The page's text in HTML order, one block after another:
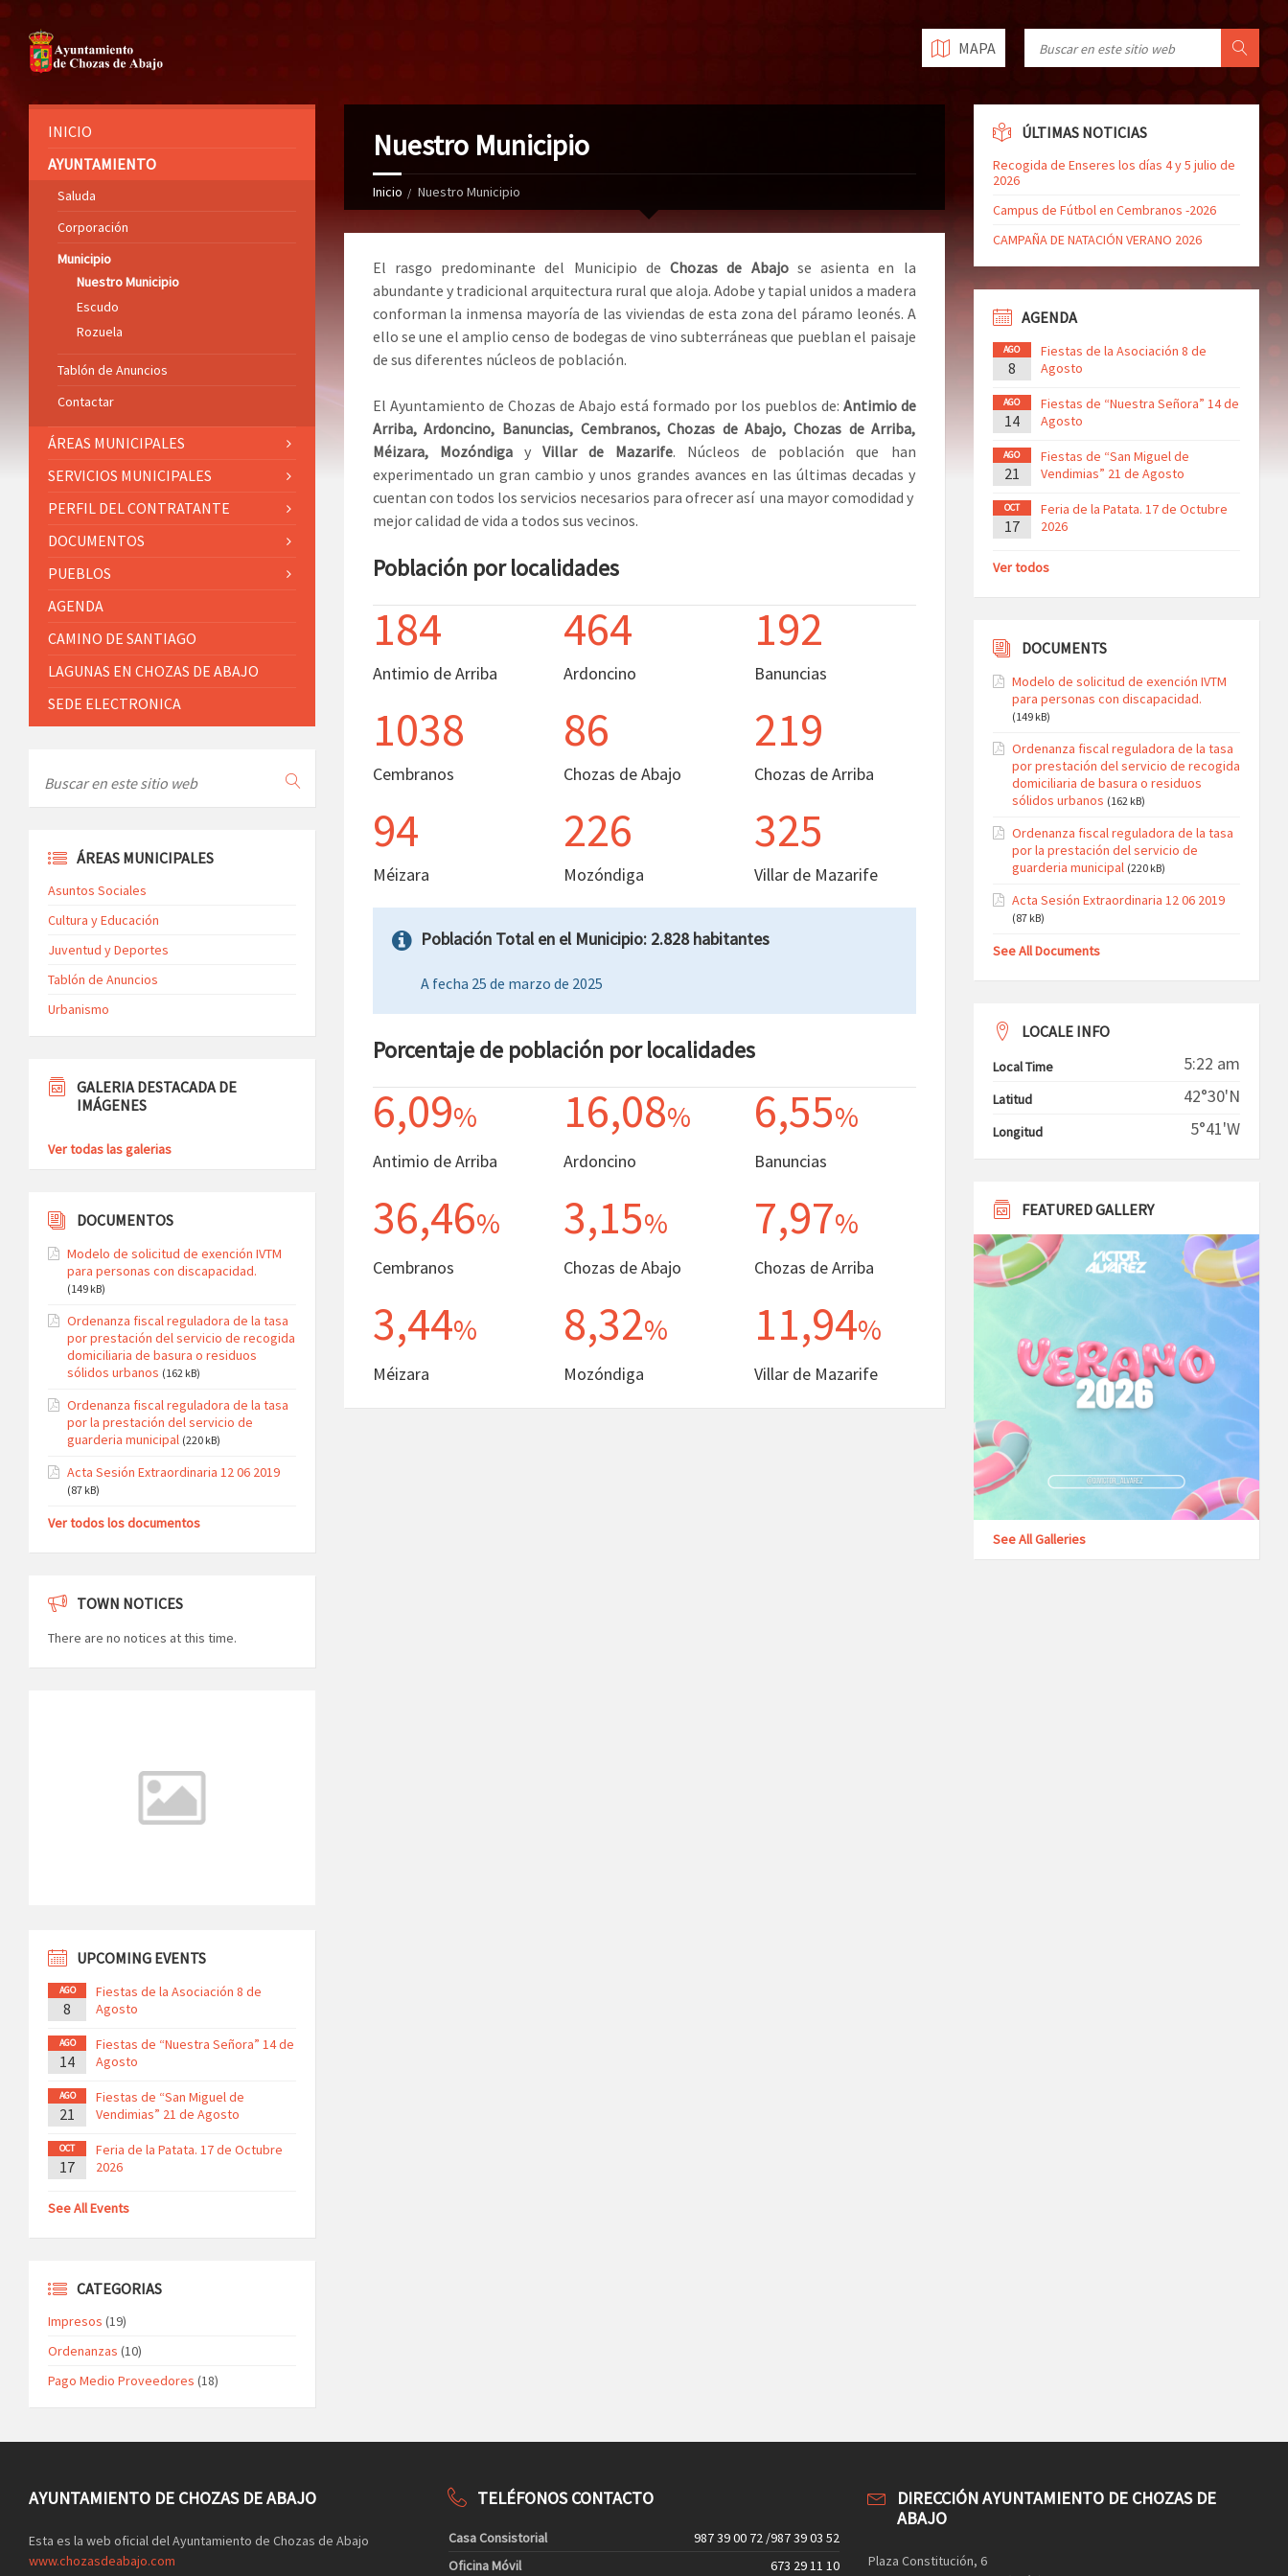
MAPA
Nuestro Municipio
Inicio Nuestro Municipio
El rasgo predominante del Municipio de Chozas de Abajose asienta en la
abundante y tradicional arquitectura rural que aloja. Adobe y tapial unidos a madera
conforman la inmensa mayoría de las viviendas de esta zona del páramo leonés. A
ello se une el amplio censo de bodegas de vino subterráneas que pueblan el paisaje
de sus diferentes núcleos de población.
El Ayuntamiento de Chozas de Abajo está formado por los pueblos de: Antimio de
Arriba, Ardoncino, Banuncias, Cembranos, Chozas de Abajo, Chozas de Arriba,
Méizara, Mozóndigay Villar de Mazarife. Núcleos de población que han
experimentado un gran cambio y unos grandes avances en las últimas decadas y
cuentan con todos los servicios necesarios para ofrecer así una mayor comodidad y
mejor calidad de vida a todos sus vecinos.
Población por localidades
184
Antimio de Arriba
1038
Cembranos
94
Méizara
464
Ardoncino
86
Chozas de Abajo
226
Mozóndiga
192
Banuncias
219
Chozas de Arriba
325
Villar de Mazarife
Población Total en el Municipio: 2.828 habitantes
A fecha 25 de marzo de 2025
Porcentaje de población por localidades
6,09%
Antimio de Arriba
36,46%
Cembranos
3,44%
Méizara
16,08%
Ardoncino
3,15%
Chozas de Abajo
8,32%
Mozóndiga
6,55%
Banuncias
7,97%
Chozas de Arriba
11,94%
Villar de Mazarife
INICIO
AYUNTAMIENTO
Saluda
Corporación
Municipio
Nuestro Municipio
Escudo
Rozuela
Tablón de Anuncios
Contactar
ÁREAS MUNICIPALES
SERVICIOS MUNICIPALES
PERFIL DEL CONTRATANTE
DOCUMENTOS
PUEBLOS
AGENDA
CAMINO DE SANTIAGO
LAGUNAS EN CHOZAS DE ABAJO
SEDE ELECTRONICA
ÁREAS MUNICIPALES
Asuntos Sociales
Cultura y Educación
Juventud y Deportes
Tablón de Anuncios
Urbanismo
GALERIA DESTACADA DE
IMÁGENES
Ver todas las galerias
DOCUMENTOS
Modelo de solicitud de exención IVTM
para personas con discapacidad.
(149 kB)
Ordenanza fiscal reguladora de la tasa
por prestación del servicio de recogida
domiciliaria de basura o residuos
sólidos urbanos (162 kB)
Ordenanza fiscal reguladora de la tasa
por la prestación del servicio de
guarderia municipal (220 kB)
Acta Sesión Extraordinaria 12 06 2019
(87 kB)
Ver todos los documentos
TOWN NOTICES
There are no notices at this time.
UPCOMING EVENTS
AGO
8
Fiestas de la Asociación 8 de
Agosto
AGO
14
Fiestas de “Nuestra Señora” 14 de
Agosto
AGO
21
Fiestas de “San Miguel de
Vendimias” 21 de Agosto
OCT
17
Feria de la Patata. 17 de Octubre
2026
See All Events
CATEGORIAS
Impresos (19)
Ordenanzas (10)
Pago Medio Proveedores (18)
ÚLTIMAS NOTICIAS
Recogida de Enseres los días 4 y 5 julio de
2026
Campus de Fútbol en Cembranos -2026
CAMPAÑA DE NATACIÓN VERANO 2026
AGENDA
AGO
8
Fiestas de la Asociación 8 de
Agosto
AGO
14
Fiestas de “Nuestra Señora” 14 de
Agosto
AGO
21
Fiestas de “San Miguel de
Vendimias” 21 de Agosto
OCT
17
Feria de la Patata. 17 de Octubre
2026
Ver todos
DOCUMENTS
Modelo de solicitud de exención IVTM
para personas con discapacidad.
(149 kB)
Ordenanza fiscal reguladora de la tasa
por prestación del servicio de recogida
domiciliaria de basura o residuos
sólidos urbanos (162 kB)
Ordenanza fiscal reguladora de la tasa
por la prestación del servicio de
guarderia municipal (220 kB)
Acta Sesión Extraordinaria 12 06 2019
(87 kB)
See All Documents
LOCALE INFO
Local Time 5:22 am
Latitud 42°30'N
Longitud 5°41'W
FEATURED GALLERY
See All Galleries
AYUNTAMIENTO DE CHOZAS DE ABAJO
Esta es la web oficial del Ayuntamiento de Chozas de Abajo
www.chozasdeabajo.com
TELÉFONOS CONTACTO
Casa Consistorial
987 39 00 72 /987 39 03 52
Oficina Móvil
673 29 11 10
DIRECCIÓN AYUNTAMIENTO DE CHOZAS DE
ABAJO
Plaza Constitución, 6